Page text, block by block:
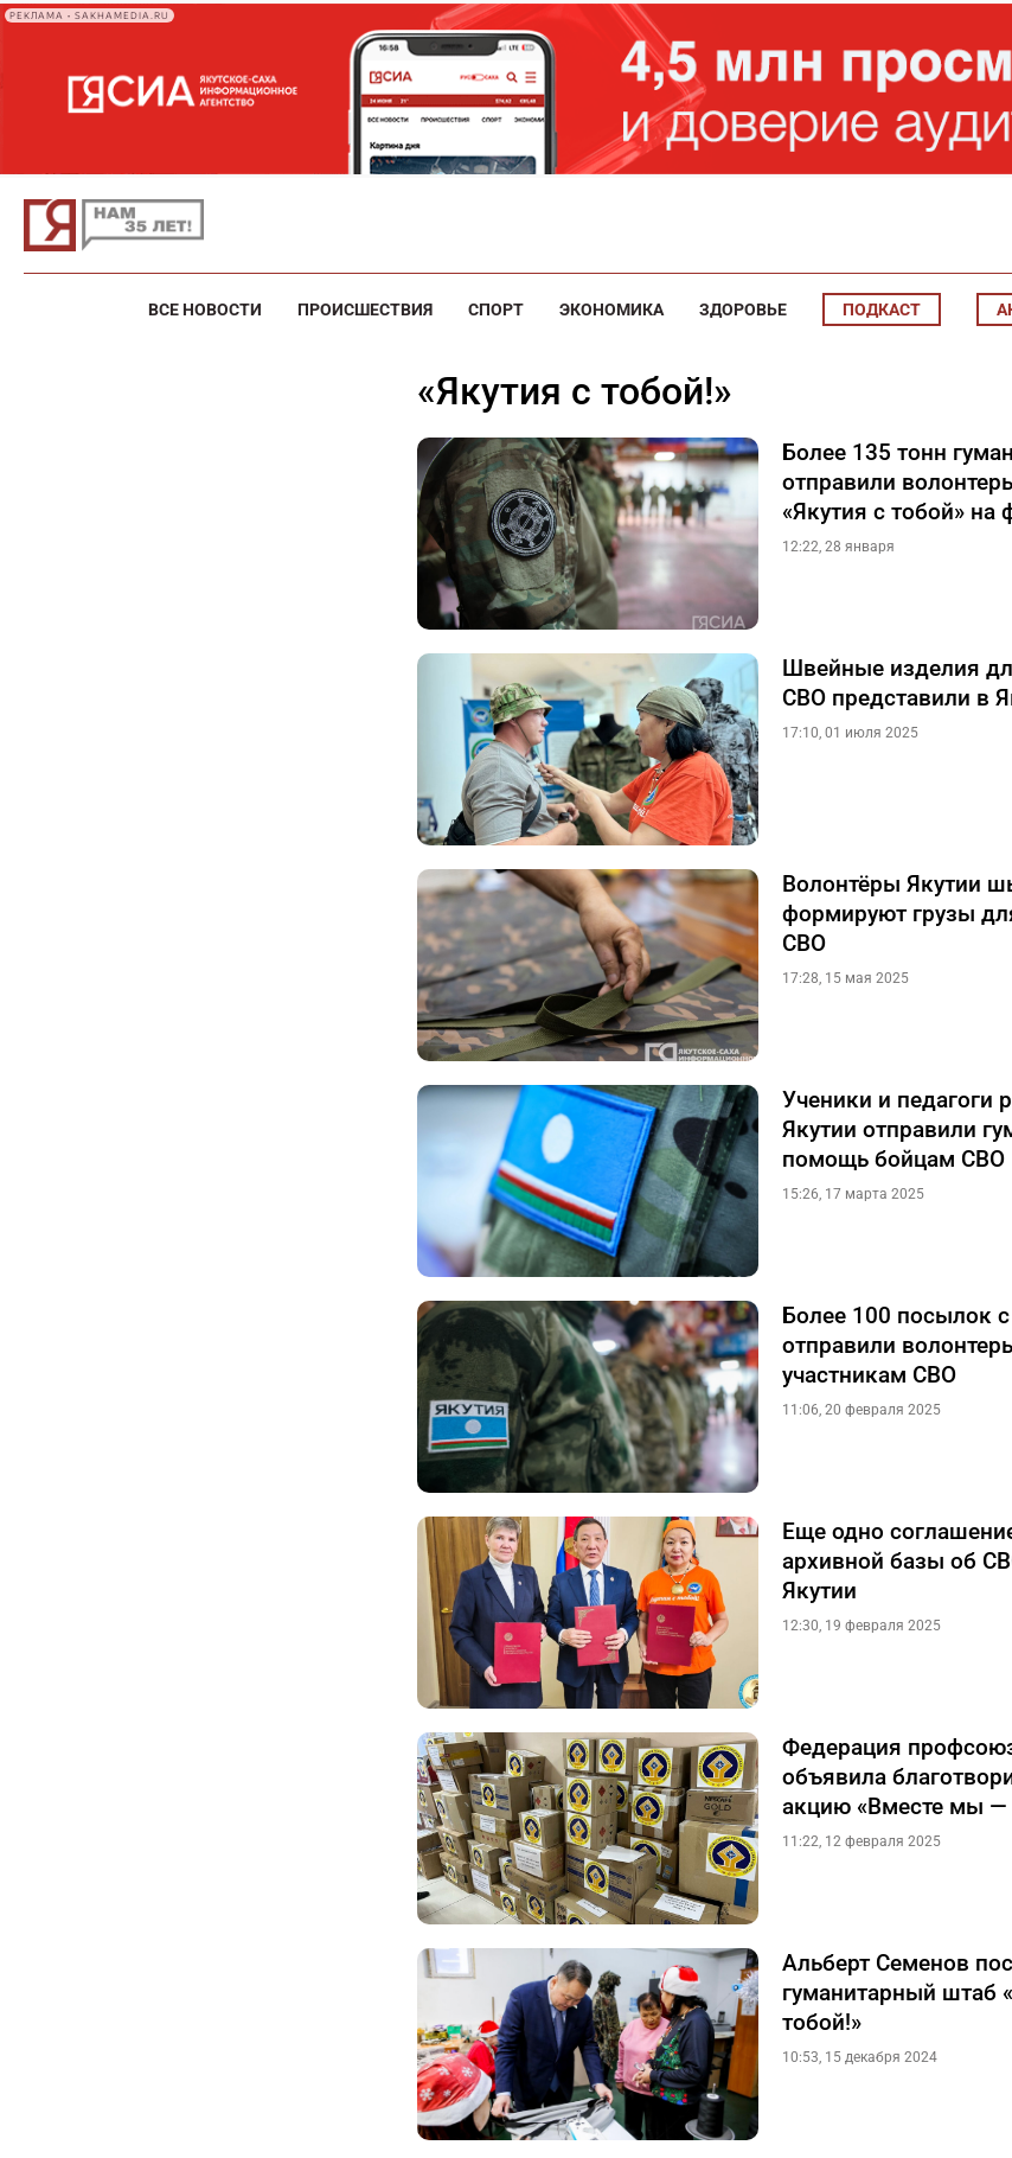
РЕКЛАМА • SAKHAMEDIA.RU
ВСЕ НОВОСТИ ПРОИСШЕСТВИЯ СПОРТ ЭКОНОМИКА ЗДОРОВЬЕ ПОДКАСТ
«Якутия с тобой!»
Более 135 тонн
отправили
«Якутия с тобой» на
12:22, 28 января
Швейные изделия
СВО представили в
17:10, 01 июля 2025
Волонтёры Якутии
формируют грузы
СВО
17:28, 15 мая 2025
Ученики и педагоги
Якутии отправили
помощь бойцам СВО
15:26, 17 марта 2025
Более 100 посылок
отправили
участникам СВО
11:06, 20 февраля 2025
Еще одно
архивной базы об
Якутии
12:30, 19 февраля 2025
Федерация
объявила
акцию «Вместе мы —
11:22, 12 февраля 2025
Альберт Семенов
гуманитарный штаб
тобой!»
10:53, 15 декабря 2024